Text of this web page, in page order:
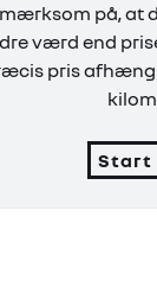
på, at
værd end
pris
Start